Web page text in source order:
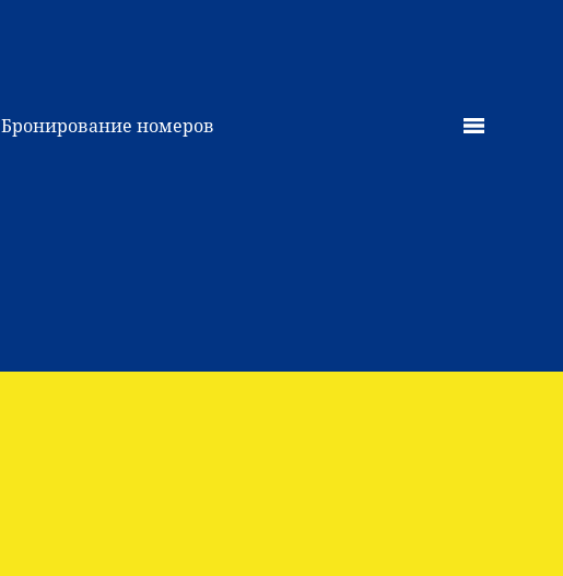
Бронирование номеров ...